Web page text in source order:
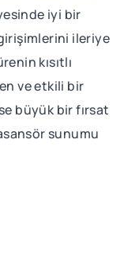
iyi bir
ileriye
kısıtlı
ve etkili bir
büyük bir fırsat
sunumu